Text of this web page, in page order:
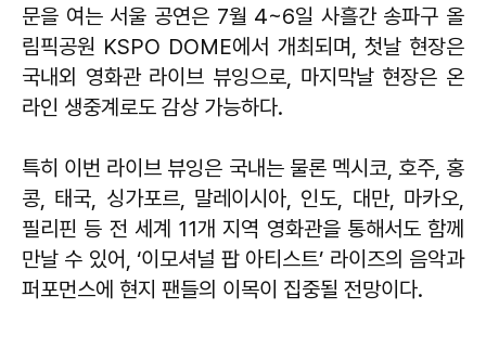
문을 여는 서울 공연은 7월 4~6일 사흘간 송파구 올
림픽공원 KSPO DOME에서 개최되며, 첫날 현장은
국내외 영화관 라이브 뷰잉으로, 마지막날 현장은 온
라인 생중계로도 감상 가능하다.
특히 이번 라이브 뷰잉은 국내는 물론 멕시코, 호주, 홍
콩, 태국, 싱가포르, 말레이시아, 인도, 대만, 마카오,
필리핀 등 전 세계 11개 지역 영화관을 통해서도 함께
만날 수 있어, ‘이모셔널 팝 아티스트’ 라이즈의 음악과
퍼포먼스에 현지 팬들의 이목이 집중될 전망이다.